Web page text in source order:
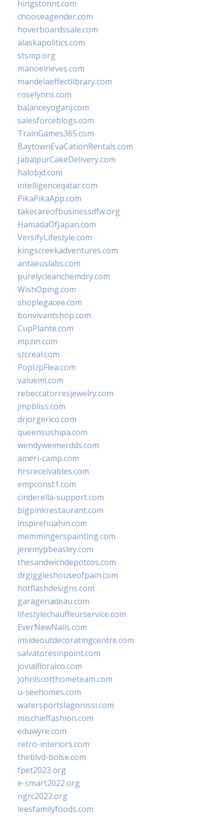
hingstonnt.com
chooseagender.com
hoverboardssale.com
alaskapolitics.com
stsmp.org
manoelneves.com
mandelaeffectlibrary.com
roselynns.com
balanceyoganj.com
salesforceblogs.com
TrainGames365.com
BaytownEvaCationRentals.com
JabalpurCakeDelivery.com
halobjd.com
intelligenceqatar.com
PikaPikaApp.com
takecareofbusinessdfw.org
HamadaOfJapan.com
VersifyLifestyle.com
kingscreekadventures.com
antaeuslabs.com
purelycleanchemdry.com
WishOping.com
shoplegacee.com
bonvivantshop.com
CupPlante.com
mpzin.com
stcreal.com
PopUpFlea.com
valueml.com
rebeccatorresjewelry.com
jmpbliss.com
drjorgerico.com
queensushipa.com
wendyweimerdds.com
ameri-camp.com
hrsreceivables.com
empconst1.com
cinderella-support.com
bigpinkrestaurant.com
inspirehuahin.com
memmingerspainting.com
jeremypbeasley.com
thesandwichdepotcos.com
drgiggleshouseofpain.com
hotflashdesigns.com
garagenadeau.com
lifestylechauffeurservice.com
EverNewNails.com
insideoutdecoratingcentre.com
salvatoresinpoint.com
jovialfloralco.com
johnlscotthometeam.com
u-seehomes.com
watersportslagonissi.com
mischieffashion.com
eduwyre.com
retro-interiors.com
theblvd-boise.com
fpet2023.org
e-smart2022.org
ngrc2022.org
leesfamilyfoods.com